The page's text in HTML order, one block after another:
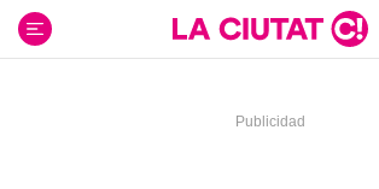
contenido